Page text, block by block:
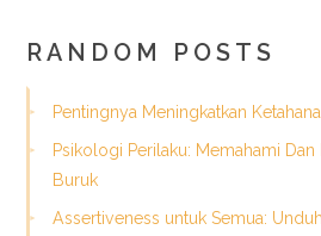
RANDOM POSTS
Pentingnya Meningkatkan
Psikologi Perilaku: Memahami Dan
Buruk
Assertiveness untuk Semua: